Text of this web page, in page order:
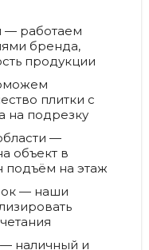
— работаем
бренда,
продукции
плитки с
на подрезку
—
объект в
на этаж
— наши
— наличный и